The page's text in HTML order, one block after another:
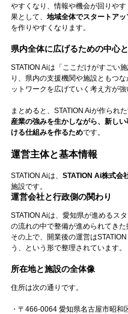
やすくなり、情報や機会が回りや
果として、 地域全体でスタートア
を作りやすくなります。
県内全体に広げるための中心
STATION Aiは「ここだけがすごい
り、県内の支援機関や施設ともつ
ットワークを広げていく考え方が強
まとめると、STATION Aiが作られた
産業の強みを生かしながら、新し
ける仕組みを作るためです。
運営主体と基本情報
STATION Aiは、 STATION Ai株式会
施設です。
運営会社と行政側の関わり
STATION Aiは、愛知県が進めるス
の流れの中で整備が進められてきた
その上で、開業後の運営は
う、という形で整理されています。
所在地と施設の全体像
住所は次の通りです。
・〒466-0064 愛知県名古屋市昭和